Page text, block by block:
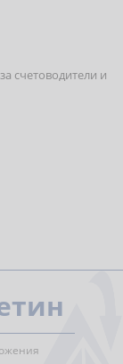
счетоводители и